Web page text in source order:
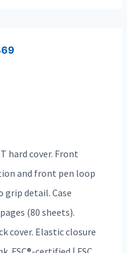
hard cover. Front
and front pen loop
detail. Case
(80 sheets).
cover. Elastic closure